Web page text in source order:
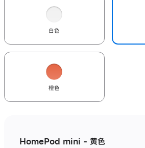
白色
橙色
HomePod mini - 黄色